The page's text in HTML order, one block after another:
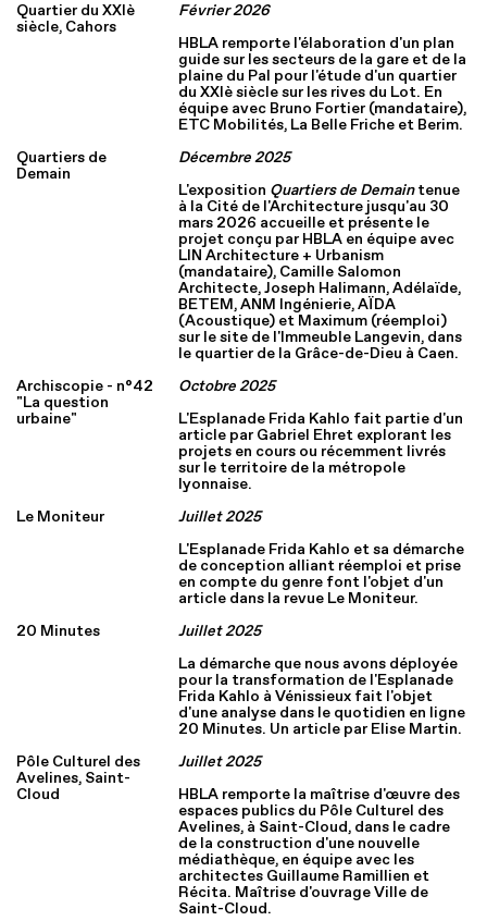
Quartier du XXIè
siècle, Cahors
Février2026
HBLA remporte l'élaboration d'un plan
guide sur les secteurs de la gare et de la
plaine du Pal pour l'étude d'un quartier
du XXIè siècle sur les rives du Lot. En
équipe avec Bruno Fortier (mandataire),
ETC Mobilités, La Belle Friche et Berim.
Quartiers de
Demain
Décembre 2025
L'exposition Quartiers de Demaintenue
à la Cité de l'Architecture jusqu'au 30
mars 2026 accueille et présente le
projet conçu par HBLA en équipe avec
LIN Architecture + Urbanism
(mandataire), Camille Salomon
Architecte, Joseph Halimann, Adélaïde,
BETEM, ANM Ingénierie, AÏDA
(Acoustique) et Maximum (réemploi)
sur le site de l'Immeuble Langevin, dans
le quartier de la Grâce-de-Dieu à Caen.
Archiscopie - n°42
"La question
urbaine"
Octobre 2025
L'Esplanade Frida Kahlo fait partie d'un
article par Gabriel Ehret explorant les
projets en cours ou récemment livrés
sur le territoire de la métropole
lyonnaise.
Le Moniteur
Juillet 2025
L'Esplanade Frida Kahlo et sa démarche
de conception alliant réemploi et prise
en compte du genre font l'objet d'un
article dans la revue Le Moniteur.
20 Minutes
Juillet 2025
La démarche que nous avons déployée
pour la transformation de l'Esplanade
Frida Kahlo à Vénissieux fait l'objet
d'une analyse dans le quotidien en ligne
20 Minutes. Un article par Elise Martin.
Pôle Culturel des
Avelines, Saint-
Cloud
Juillet 2025
HBLA remporte la maîtrise d'œuvre des
espaces publics du Pôle Culturel des
Avelines, à Saint-Cloud, dans le cadre
de la construction d'une nouvelle
médiathèque, en équipe avec les
architectes Guillaume Ramillien et
Récita. Maîtrise d'ouvrage Ville de
Saint-Cloud.